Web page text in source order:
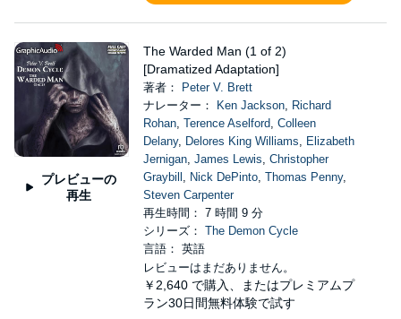
プレビューの
再生
The Warded Man (1 of 2)
[Dramatized Adaptation]
著者：
Peter V. Brett
ナレーター：
Ken Jackson, Richard
Rohan, Terence Aselford, Colleen
Delany, Delores King Williams, Elizabeth
Jernigan, James Lewis, Christopher
Graybill , Nick DePinto, Thomas Penny,
Steven Carpenter
再生時間： 7 時間 9 分
シリーズ： The Demon Cycle
言語： 英語
レビューはまだありません。
￥2,640 で購入、またはプレミアムプ
ラン30日間無料体験で試す